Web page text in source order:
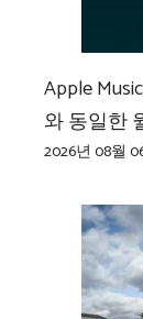
Apple
와 동일한
2026년 08월